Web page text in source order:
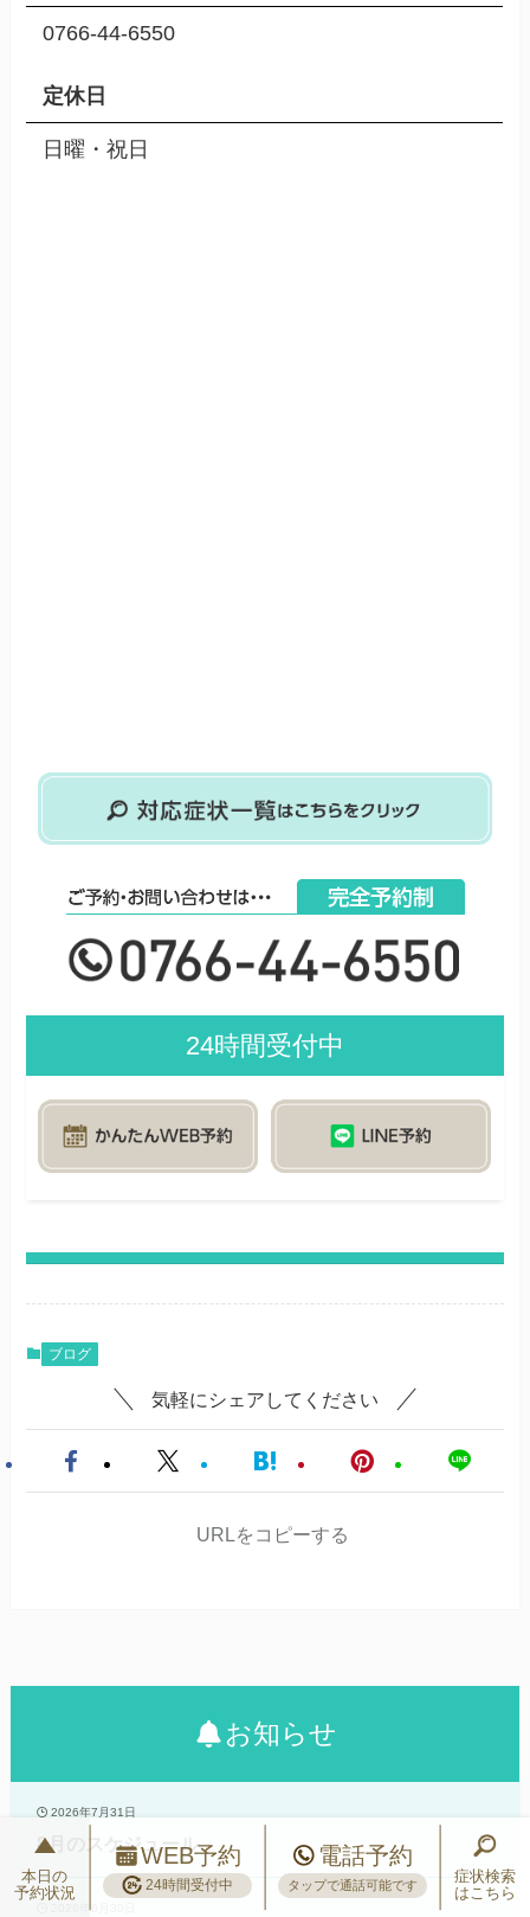
0766-44-6550
定休日
日曜・祝日
24時間受付中
ブログ
気軽にシェアしてください
URLをコピーする
お知らせ
2026年7月31日
8月のスケジュール
2026年6月30日
本日の
予約状況
WEB予約
24時間受付中
電話予約
タップで通話可能です
症状検索
はこちら